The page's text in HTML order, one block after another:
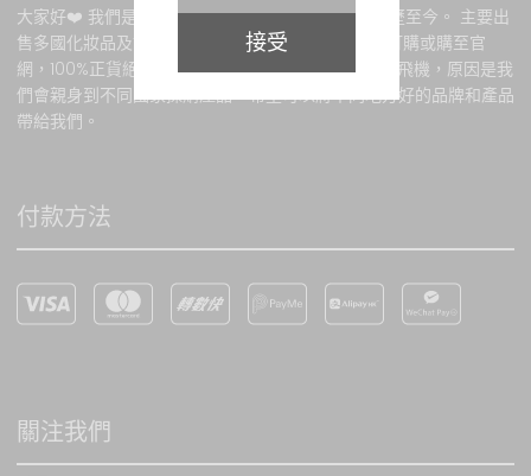
大家好❤️ 我們是POPO.BEAUTY. 本公司由2015年經歷至今。 主要出
售多國化妝品及護膚品。 所有貨品均來自官方授權訂購或購至官
網，100%正貨絕不出售假貨。 我們的標誌上有一架飛機，原因是我
們會親身到不同國家採購產品，希望可以將不同地方好的品牌和產品
帶給我們。
付款方法
關注我們
購物條款
萬事達卡支付有關 款項。有
處理信用卡交易通道發生故
障時，本網站將不承擔任何
影響訂購，本網站恕不負
接受